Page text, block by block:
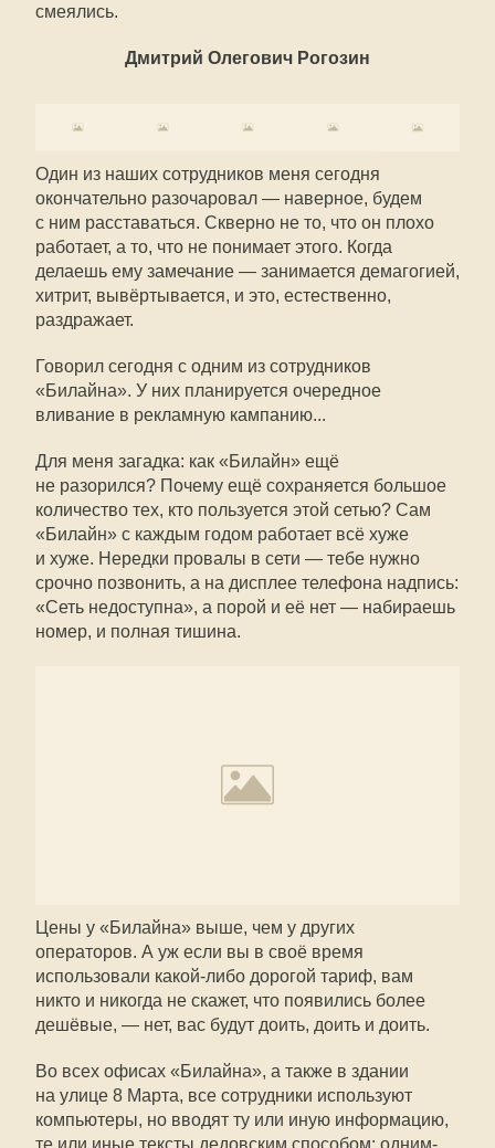
смеялись.
Дмитрий Олегович Рогозин
Один из наших сотрудников меня сегодня
окончательно разочаровал — наверное, будем
с ним расставаться. Скверно не то, что он плохо
работает, а то, что не понимает этого. Когда
делаешь ему замечание — занимается демагогией,
хитрит, вывёртывается, и это, естественно,
раздражает.
Говорил сегодня с одним из сотрудников
«Билайна». У них планируется очередное
вливание в рекламную кампанию...
Для меня загадка: как «Билайн» ещё
не разорился? Почему ещё сохраняется большое
количество тех, кто пользуется этой сетью? Сам
«Билайн» с каждым годом работает всё хуже
и хуже. Нередки провалы в сети — тебе нужно
срочно позвонить, а на дисплее телефона надпись:
«Сеть недоступна», а порой и её нет — набираешь
номер, и полная тишина.
Цены у «Билайна» выше, чем у других
операторов. А уж если вы в своё время
использовали какой-либо дорогой тариф, вам
никто и никогда не скажет, что появились более
дешёвые, — нет, вас будут доить, доить и доить.
Во всех офисах «Билайна», а также в здании
на улице 8 Марта, все сотрудники используют
компьютеры, но вводят ту или иную информацию,
те или иные тексты дедовским способом: одним-